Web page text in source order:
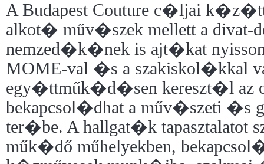
A Budapest Couture c�ljai
alkot� műv�szek mellett a divat-
nemzed�k�nek is ajt�kat
MOME-val �s a szakiskol�kkal
egy�ttműk�d�sen kereszt�l az
bekapcsol�dhat a műv�szeti
ter�be. A hallgat�k tapasztalatot
műk�dő műhelyekben,